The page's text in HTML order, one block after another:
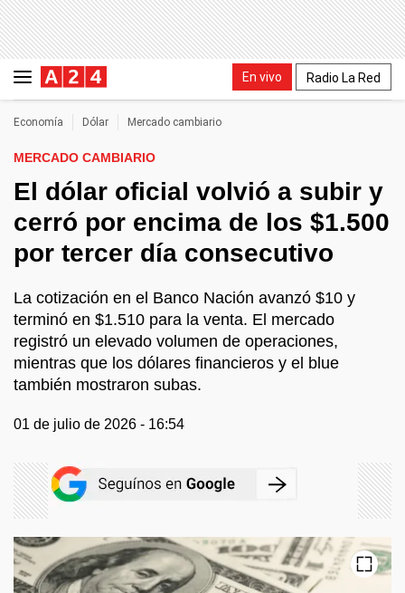
En vivo Radio La Red
Economía Dólar Mercado cambiario
MERCADO CAMBIARIO
El dólar oficial volvió a subir y
cerró por encima de los $1.500
por tercer día consecutivo
La cotización en el Banco Nación avanzó $10 y
terminó en $1.510 para la venta. El mercado
registró un elevado volumen de operaciones,
mientras que los dólares financieros y el blue
también mostraron subas.
01 de julio de 2026 - 16:54